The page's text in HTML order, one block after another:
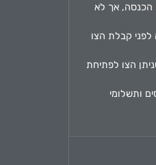
הכנסה, אך לא
לפני קבלת הצו
החודשים לפני שניתן הצו לפתיחת
ותשלומי